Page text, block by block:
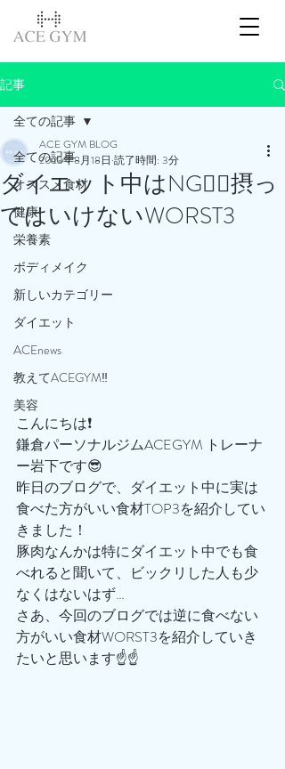
記事
全ての記事
オススメ食材
健康
栄養素
ボディメイク
新しいカテゴリー
ダイエット
ACEnews
教えてACEGYM‼️
美容
全ての記事
ダイエット中はNG🙅‍♂️摂っ
てはいけないWORST3
ACE GYM BLOG
2023年8月18日 読了時間: 3分
こんにちは❗️
鎌倉パーソナルジムACEGYM トレーナ
ー岩下です😎
昨日のブログで、ダイエット中に実は
食べた方がいい食材TOP3を紹介してい
きました！
豚肉なんかは特にダイエット中でも食
べれると聞いて、ビックリした人も少
なくはないはず…
さあ、今回のブログでは逆に食べない
方がいい食材WORST3を紹介していき
たいと思います☝️☝️